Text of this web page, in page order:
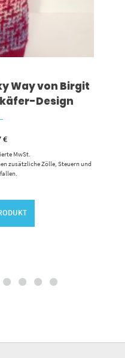
Way von Birgit
Design
€
MwSt.
zusätzliche Zölle, Steuern und